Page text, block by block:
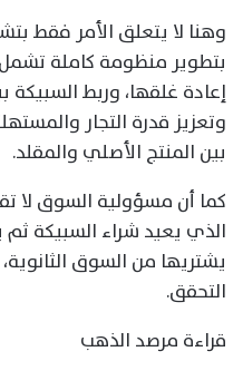
وهنا لا يتعلق الأمر فقط
بتطوير منظومة كاملة تشمل
إعادة غلقها، وربط السبيكة
وتعزيز قدرة التجار
بين المنتج الأصلي والمقلد.
كما أن مسؤولية السوق لا
الذي يعيد شراء السبيكة
يشتريها من السوق
التحقق.
قراءة مرصد الذهب